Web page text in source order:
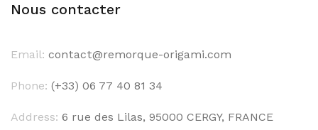
Nous contacter
Email: contact@remorque-origami.com
Phone: (+33) 06 77 40 81 34
Address: 6 rue des Lilas, 95000 CERGY, FRANCE